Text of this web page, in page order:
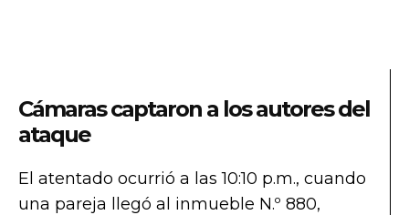
Cámaras captaron a los autores del
ataque
El atentado ocurrió a las 10:10 p.m., cuando
una pareja llegó al inmueble N.º 880,